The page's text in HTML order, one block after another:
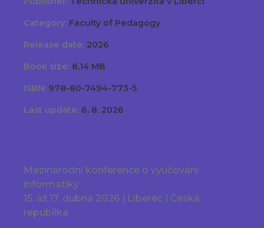
Category: Faculty of Pedagogy
Release date: 2026
Book size: 8,14 MB
ISBN: 978-80-7494-773-5
Last update: 6. 8. 2026
Mezinárodní konference o vyučování
informatiky
15. až 17. dubna 2026 | Liberec | Česká
republika